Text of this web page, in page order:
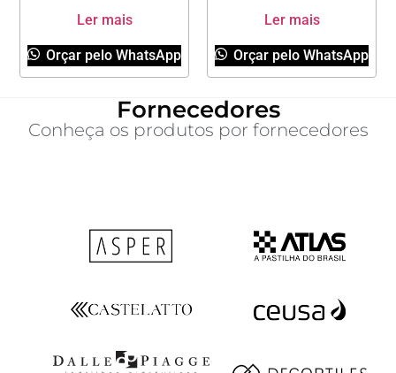
Ler mais
Orçar pelo WhatsApp
Ler mais
Orçar pelo WhatsApp
Fornecedores
Conheça os produtos por fornecedores